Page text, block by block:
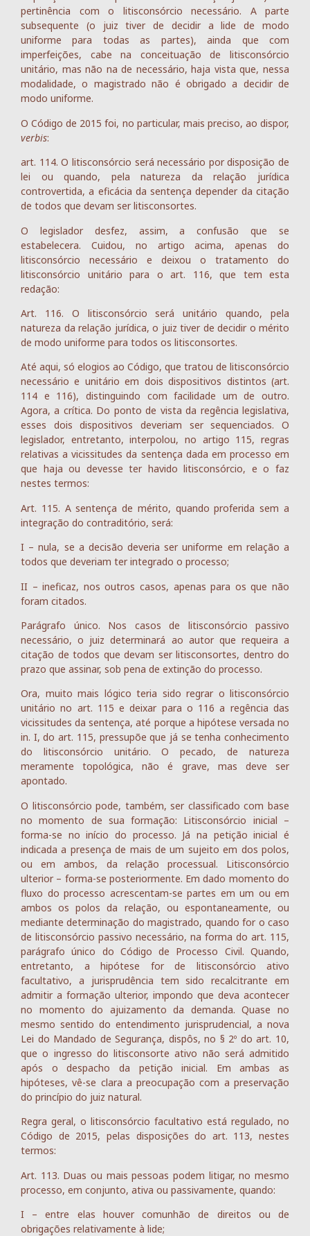
pertinência com o litisconsórcio necessário. A parte
subsequente (o juiz tiver de decidir a lide de modo
uniforme para todas as partes), ainda que com
imperfeições, cabe na conceituação de litisconsórcio
unitário, mas não na de necessário, haja vista que, nessa
modalidade, o magistrado não é obrigado a decidir de
modo uniforme.
O Código de 2015 foi, no particular, mais preciso, ao dispor,
verbis:
art. 114. O litisconsórcio será necessário por disposição de
lei ou quando, pela natureza da relação jurídica
controvertida, a eficácia da sentença depender da citação
de todos que devam ser litisconsortes.
O legislador desfez, assim, a confusão que se
estabelecera. Cuidou, no artigo acima, apenas do
litisconsórcio necessário e deixou o tratamento do
litisconsórcio unitário para o art. 116, que tem esta
redação:
Art. 116. O litisconsórcio será unitário quando, pela
natureza da relação jurídica, o juiz tiver de decidir o mérito
de modo uniforme para todos os litisconsortes.
Até aqui, só elogios ao Código, que tratou de litisconsórcio
necessário e unitário em dois dispositivos distintos (art.
114 e 116), distinguindo com facilidade um de outro.
Agora, a crítica. Do ponto de vista da regência legislativa,
esses dois dispositivos deveriam ser sequenciados. O
legislador, entretanto, interpolou, no artigo 115, regras
relativas a vicissitudes da sentença dada em processo em
que haja ou devesse ter havido litisconsórcio, e o faz
nestes termos:
Art. 115. A sentença de mérito, quando proferida sem a
integração do contraditório, será:
I – nula, se a decisão deveria ser uniforme em relação a
todos que deveriam ter integrado o processo;
II – ineficaz, nos outros casos, apenas para os que não
foram citados.
Parágrafo único. Nos casos de litisconsórcio passivo
necessário, o juiz determinará ao autor que requeira a
citação de todos que devam ser litisconsortes, dentro do
prazo que assinar, sob pena de extinção do processo.
Ora, muito mais lógico teria sido regrar o litisconsórcio
unitário no art. 115 e deixar para o 116 a regência das
vicissitudes da sentença, até porque a hipótese versada no
in. I, do art. 115, pressupõe que já se tenha conhecimento
do litisconsórcio unitário. O pecado, de natureza
meramente topológica, não é grave, mas deve ser
apontado.
O litisconsórcio pode, também, ser classificado com base
no momento de sua formação: Litisconsórcio inicial –
forma-se no início do processo. Já na petição inicial é
indicada a presença de mais de um sujeito em dos polos,
ou em ambos, da relação processual. Litisconsórcio
ulterior – forma-se posteriormente. Em dado momento do
fluxo do processo acrescentam-se partes em um ou em
ambos os polos da relação, ou espontaneamente, ou
mediante determinação do magistrado, quando for o caso
de litisconsórcio passivo necessário, na forma do art. 115,
parágrafo único do Código de Processo Civil. Quando,
entretanto, a hipótese for de litisconsórcio ativo
facultativo, a jurisprudência tem sido recalcitrante em
admitir a formação ulterior, impondo que deva acontecer
no momento do ajuizamento da demanda. Quase no
mesmo sentido do entendimento jurisprudencial, a nova
Lei do Mandado de Segurança, dispôs, no § 2º do art. 10,
que o ingresso do litisconsorte ativo não será admitido
após o despacho da petição inicial. Em ambas as
hipóteses, vê-se clara a preocupação com a preservação
do princípio do juiz natural.
Regra geral, o litisconsórcio facultativo está regulado, no
Código de 2015, pelas disposições do art. 113, nestes
termos:
Art. 113. Duas ou mais pessoas podem litigar, no mesmo
processo, em conjunto, ativa ou passivamente, quando:
I – entre elas houver comunhão de direitos ou de
obrigações relativamente à lide;